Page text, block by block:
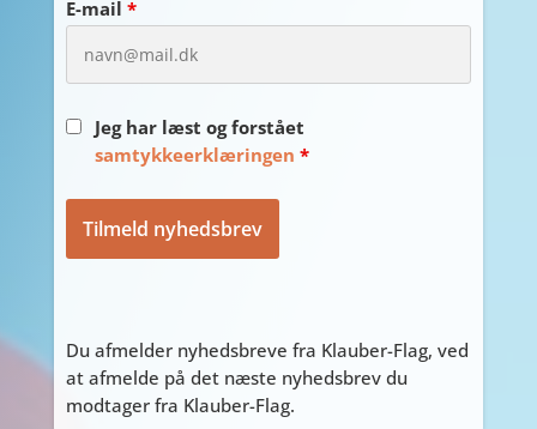
E-mail *
Jeg har læst og forstået
samtykkeerklæringen *
Du afmelder nyhedsbreve fra Klauber-Flag, ved
at afmelde på det næste nyhedsbrev du
modtager fra Klauber-Flag.